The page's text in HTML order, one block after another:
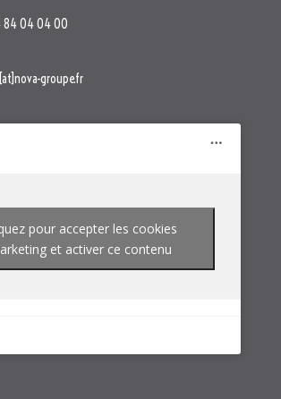
84 04 04 00
groupe.fr
pour accepter les cookies
et activer ce contenu